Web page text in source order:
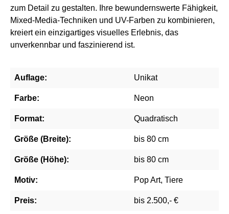
zum Detail zu gestalten. Ihre bewundernswerte Fähigkeit,
Mixed-Media-Techniken und UV-Farben zu kombinieren,
kreiert ein einzigartiges visuelles Erlebnis, das
unverkennbar und faszinierend ist.
Auflage: Unikat
Farbe: Neon
Format: Quadratisch
Größe (Breite): bis 80 cm
Größe (Höhe): bis 80 cm
Motiv: Pop Art, Tiere
Preis: bis 2.500,- €